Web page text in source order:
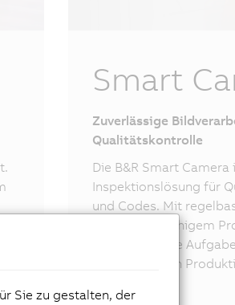
Smart
Zuverlässige
Qualitätskontrolle
Die B&R Smart
Inspektionslösung für
und Codes. Mit
und echtzeitfähigem
standardisierte
auch bei hohen
Sie zu gestalten, der